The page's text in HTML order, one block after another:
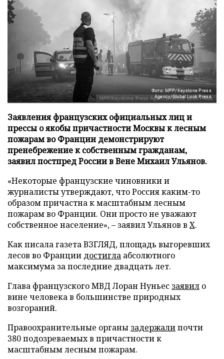
Фото: MPP/Keystone Press
Agency/Global Look Press
Заявления французских официальных лиц и
прессы о якобы причастности Москвы к лесным
пожарам во Франции демонстрируют
пренебрежение к собственным гражданам,
заявил постпред России в Вене Михаил Ульянов.
«Некоторые французские чиновники и
журналисты утверждают, что Россия каким-то
образом причастна к масштабным лесным
пожарам во Франции. Они просто не уважают
собственное население», – заявил Ульянов в X.
Как писала газета ВЗГЛЯД, площадь выгоревших
лесов во Франции достигла абсолютного
максимума за последние двадцать лет.
Глава французского МВД Лоран Нуньес заявил о
вине человека в большинстве природных
возгораний.
Правоохранительные органы задержалипочти
380 подозреваемых в причастности к
масштабным лесным пожарам.